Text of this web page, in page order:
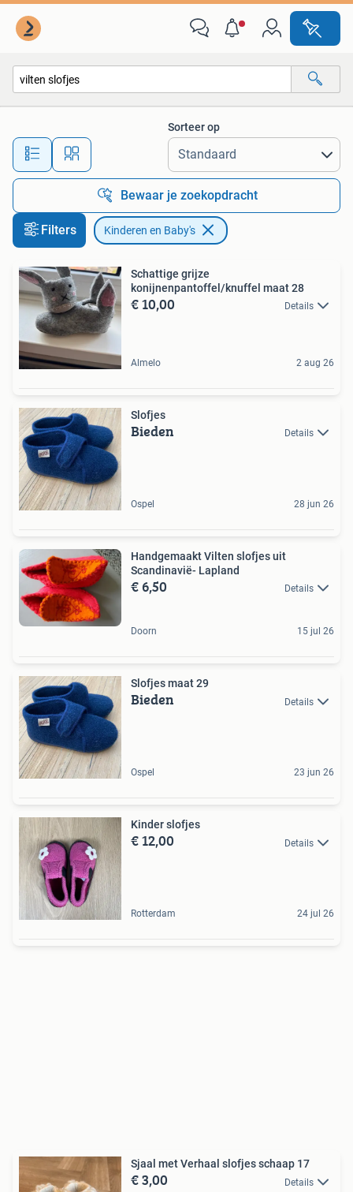
Alle afstanden…
Sorteer op
Bewaar je zoekopdracht
Filters Kinderen en Baby's
Schattige grijze
konijnenpantoffel/knuffel maat 28
€ 10,00 Details
Almelo 2 aug 26
Slofjes
Bieden Details
Ospel 28 jun 26
Handgemaakt Vilten slofjes uit
Scandinavië- Lapland
€ 6,50 Details
Doorn 15 jul 26
Slofjes maat 29
Bieden Details
Ospel 23 jun 26
Kinder slofjes
€ 12,00 Details
Rotterdam 24 jul 26
Sjaal met Verhaal slofjes schaap 17
€ 3,00 Details